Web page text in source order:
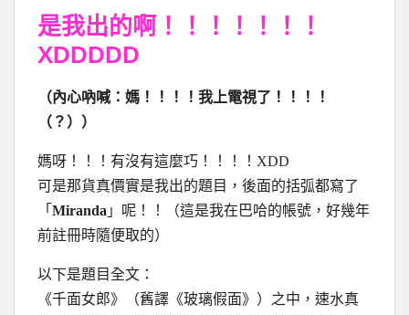
是我出的啊！！！！！！！
XDDDDD
（內心吶喊：媽！！！！我上電視了！！！！
（？））
媽呀！！！有沒有這麼巧！！！！XDD
可是那貨真價實是我出的題目，後面的括弧都寫了
「 Miranda 」呢！！（這是我在巴哈的帳號，好幾年
前註冊時隨便取的）
以下是題目全文：
《千面女郎》（舊譯《玻璃假面》）之中，速水真